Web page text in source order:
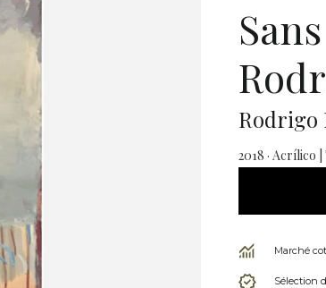
Rodrigo
2018 · Acrílico |
Marché
Sélection